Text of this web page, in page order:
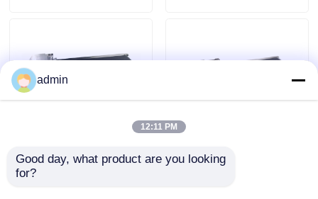
Skontaktuj się z nami
Nowości
Zwrotne koło typu
zmiennej
Adsorpcja wentylatora
admin
12:11 PM
Good day, what product are you looking
for?